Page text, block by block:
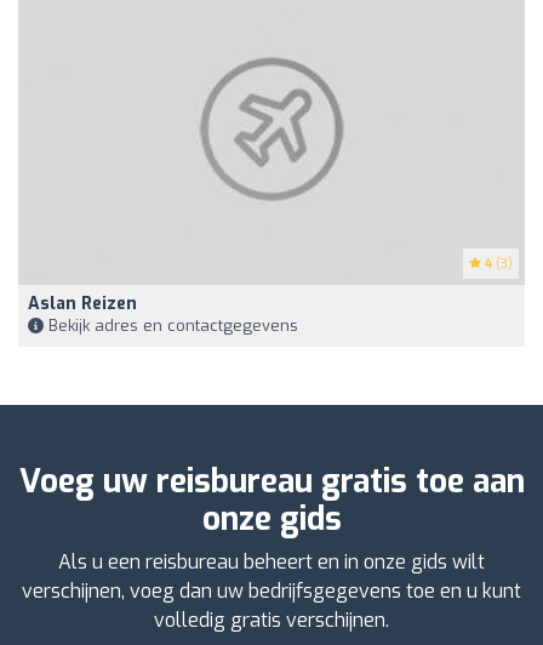
4 (3)
Aslan Reizen
Bekijk adres en contactgegevens
Voeg uw reisbureau gratis toe aan
onze gids
Als u een reisbureau beheert en in onze gids wilt
verschijnen, voeg dan uw bedrijfsgegevens toe en u kunt
volledig gratis verschijnen.